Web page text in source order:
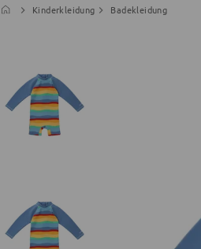
Kinderkleidung Badekleidung